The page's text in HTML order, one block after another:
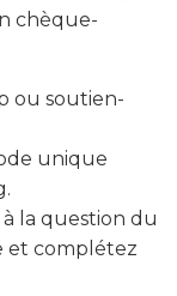
chèque-
ou soutien-
unique
.
la question du
et complétez